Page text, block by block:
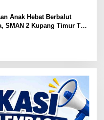
Anak Hebat Berbalut
SMAN 2 Kupang Timur Tuai